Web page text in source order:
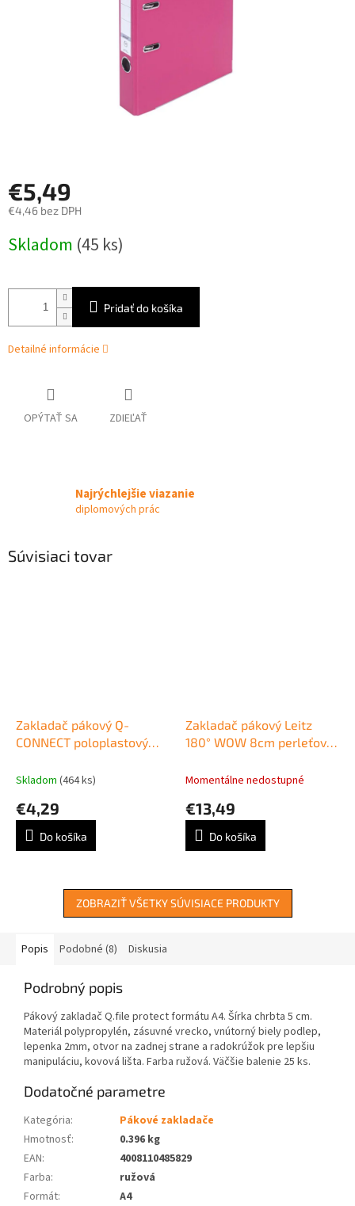
€5,49
€4,46 bez DPH
cena:
Skladom (45 ks)
Pridať do košíka
Detailné informácie
OPÝTAŤ SA ZDIEĽAŤ
Najrýchlejšie viazanie
diplomových prác
Súvisiaci tovar
Zakladač pákový Q-
CONNECT poloplastový
Skladom (464 ks)
€4,29
Do košíka
Zakladač pákový Leitz
180° WOW 8cm perleťovo
Momentálne nedostupné
€13,49
Do košíka
ZOBRAZIŤ VŠETKY SÚVISIACE PRODUKTY
Popis Podobné (8) Diskusia
Podrobný popis
Pákový zakladač Q.file protect formátu A4. Šírka chrbta 5 cm.
Materiál polypropylén, zásuvné vrecko, vnútorný biely podlep,
lepenka 2mm, otvor na zadnej strane a radokrúžok pre lepšiu
manipuláciu, kovová lišta. Farba ružová. Väčšie balenie 25 ks.
Dodatočné parametre
Kategória:
Pákové zakladače
Hmotnosť:
0.396 kg
EAN:
4008110485829
Farba:
ružová
Formát:
A4